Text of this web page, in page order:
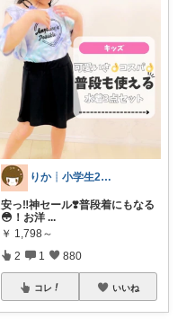
りか┊小学生2人4人家族2LDK暮らし
安っ‼️神セール❣️普段着にもなる
😳！お洋 ...
￥ 1,798～
2 1 880
コレ いいね